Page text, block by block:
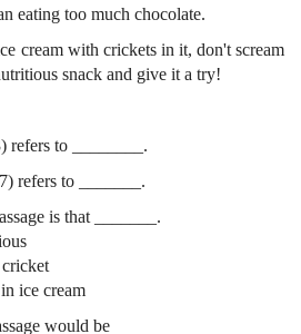
eating too much chocolate.
cream with crickets in it, don't scream
snack and give it a try!
refers to ________.
refers to _______.
is that _______.
ice cream
would be